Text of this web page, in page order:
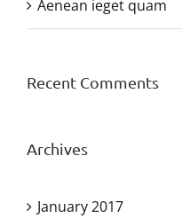
Aenean ieget quam
Recent Comments
Archives
January 2017